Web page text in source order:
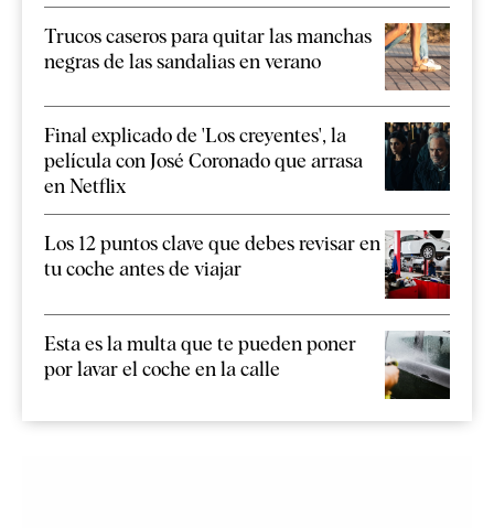
Trucos caseros para quitar las manchas
negras de las sandalias en verano
Final explicado de 'Los creyentes', la
película con José Coronado que arrasa
en Netflix
Los 12 puntos clave que debes revisar en
tu coche antes de viajar
Esta es la multa que te pueden poner
por lavar el coche en la calle